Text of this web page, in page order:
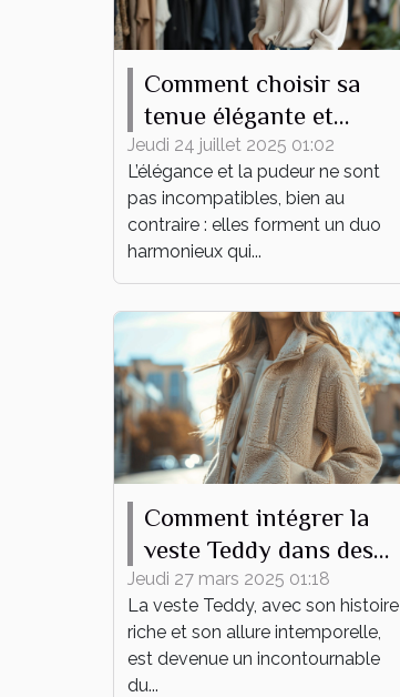
Comment choisir sa
tenue élégante et
pudique pour tout
événement ?
Jeudi 24 juillet 2025 01:02
L’élégance et la pudeur ne sont
pas incompatibles, bien au
contraire : elles forment un duo
harmonieux qui...
Comment intégrer la
veste Teddy dans des
tenues quotidiennes
Jeudi 27 mars 2025 01:18
La veste Teddy, avec son histoire
riche et son allure intemporelle,
est devenue un incontournable
du...